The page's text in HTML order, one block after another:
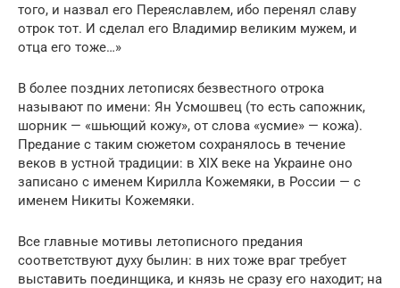
того, и назвал его Переяславлем, ибо перенял славу
отрок тот. И сделал его Владимир великим мужем, и
отца его тоже…»
В более поздних летописях безвестного отрока
называют по имени: Ян Усмошвец (то есть сапожник,
шорник — «шьющий кожу», от слова «усмие» — кожа).
Предание с таким сюжетом сохранялось в течение
веков в устной традиции: в XIX веке на Украине оно
записано с именем Кирилла Кожемяки, в России — с
именем Никиты Кожемяки.
Все главные мотивы летописного предания
соответствуют духу былин: в них тоже враг требует
выставить поединщика, и князь не сразу его находит; на